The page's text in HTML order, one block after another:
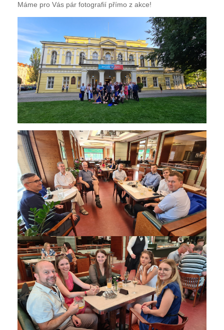
Máme pro Vás pár fotografií přímo z akce!